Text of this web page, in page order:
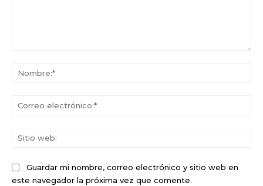
Guardar mi nombre, correo electrónico y sitio web en
este navegador la próxima vez que comente.